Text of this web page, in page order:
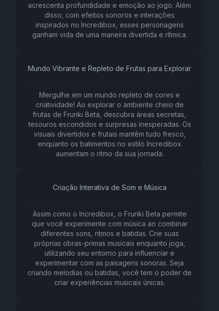
acrescenta profundidade e emoção ao jogo. Além
disso, com efeitos sonoros e interações
inspirados no Incredibox, esses personagens
ganham vida de uma maneira divertida e rítmica.
Mundo Vibrante e Repleto de Frutas para Explorar
Mergulhe em um mundo repleto de cores e
criatividade! Ao explorar o ambiente cheio de
frutas de Frunki Beta, descubra áreas secretas,
tesouros escondidos e surpresas inesperadas. Os
visuais divertidos e frutais mantêm tudo fresco,
enquanto os batimentos no estilo Incredibox
aumentam o ritmo da sua jornada.
Criação Interativa de Som e Música
Assim como o Incredibox, o Frunki Beta permite
que você experimente com música ao combinar
diferentes sons, ritmos e batidas. Crie suas
próprias obras-primas musicais enquanto joga,
utilizando seu entorno para influenciar e
experimentar com as paisagens sonoras. Seja
criando melodias ou batidas, você tem o poder de
criar experiências musicais únicas.